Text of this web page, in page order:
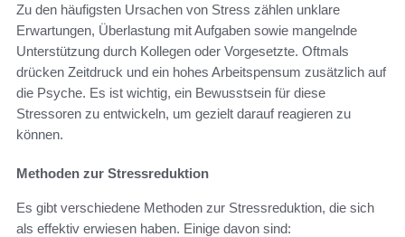
Zu den häufigsten Ursachen von Stress zählen unklare
Erwartungen, Überlastung mit Aufgaben sowie mangelnde
Unterstützung durch Kollegen oder Vorgesetzte. Oftmals
drücken Zeitdruck und ein hohes Arbeitspensum zusätzlich auf
die Psyche. Es ist wichtig, ein Bewusstsein für diese
Stressoren zu entwickeln, um gezielt darauf reagieren zu
können.
Methoden zur Stressreduktion
Es gibt verschiedene Methoden zur Stressreduktion, die sich
als effektiv erwiesen haben. Einige davon sind: